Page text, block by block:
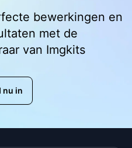
bewerkingen en
met de
van Imgkits
nu in